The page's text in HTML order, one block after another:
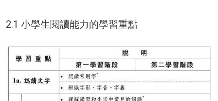
2.1 小學生閱讀能力的學習重點